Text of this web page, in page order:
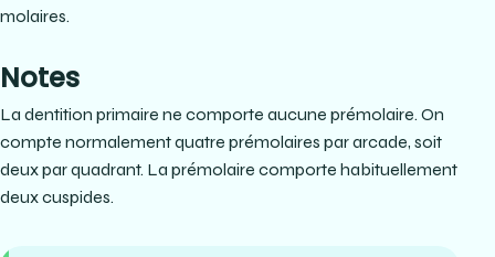
molaires.
Notes
La dentition primaire ne comporte aucune prémolaire. On
compte normalement quatre prémolaires par arcade, soit
deux par quadrant. La prémolaire comporte habituellement
deux cuspides.